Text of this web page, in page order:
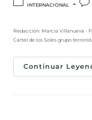
INTERNACIONAL
Redacción: Marcia Villanueva -
Cartel de los Soles grupo
Continuar